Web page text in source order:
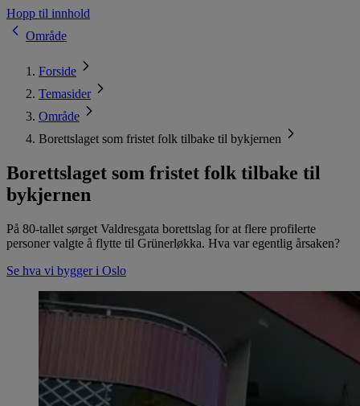
Hopp til innhold
Område
Forside
Temasider
Område
Borettslaget som fristet folk tilbake til bykjernen
Borettslaget som fristet folk tilbake til
bykjernen
På 80-tallet sørget Valdresgata borettslag for at flere profilerte
personer valgte å flytte til Grünerløkka. Hva var egentlig årsaken?
Se hva vi bygger i Oslo